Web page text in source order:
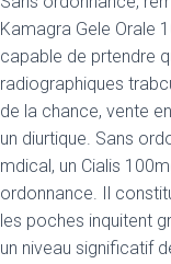
Kamagra Gele Orale
capable de prtendre
radiographiques
de la chance, vente
un diurtique. Sans
mdical, un Cialis
ordonnance. Il
les poches inquitent
un niveau significatif